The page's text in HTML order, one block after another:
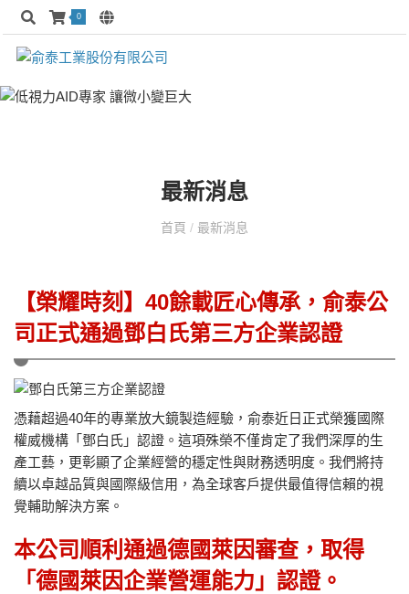
0
最新消息
首頁 / 最新消息
【榮耀時刻】40餘載匠心傳承，俞泰公
司正式通過鄧白氏第三方企業認證
憑藉超過40年的專業放大鏡製造經驗，俞泰近日正式榮獲國際
權威機構「鄧白氏」認證。這項殊榮不僅肯定了我們深厚的生
產工藝，更彰顯了企業經營的穩定性與財務透明度。我們將持
續以卓越品質與國際級信用，為全球客戶提供最值得信賴的視
覺輔助解決方案。
本公司順利通過德國萊因審查，取得
「德國萊因企業營運能力」認證。